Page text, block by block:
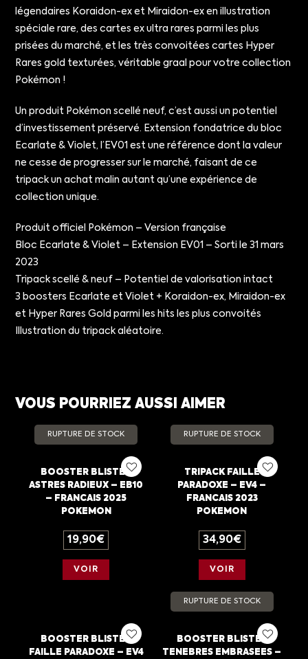
légendaires Koraidon-ex et Miraidon-ex en illustration
spéciale rare, des cartes ex ultra rares parmi les plus
prisées du marché, et les très convoitées cartes Hyper
Rares gold texturées, véritable graal pour votre collection
Pokémon !
Un produit Pokémon scellé neuf, c’est aussi un potentiel
d’investissement préservé. Extension fondatrice du bloc
Ecarlate & Violet, l’EV01 est une référence dont la valeur
ne cesse de progresser sur le marché, faisant de ce
tripack un achat malin autant qu’une expérience de
collection unique.
Produit officiel Pokémon – Version française
Bloc Ecarlate & Violet – Extension EV01 – Sorti le 31 mars
2023
Tripack scellé & neuf – Potentiel de valorisation intact
3 boosters Ecarlate et Violet + Koraidon-ex, Miraidon-ex
et Hyper Rares Gold parmi les hits les plus convoités
Illustration du tripack aléatoire.
VOUS POURRIEZ AUSSI AIMER
RUPTURE DE STOCK
BOOSTER BLISTER
ASTRES RADIEUX – EB10
– FRANCAIS 2025
POKEMON
19,90€
VOIR
RUPTURE DE STOCK
TRIPACK FAILLE
PARADOXE – EV4 –
FRANCAIS 2023
POKEMON
34,90€
VOIR
BOOSTER BLISTER
FAILLE PARADOXE – EV4
RUPTURE DE STOCK
BOOSTER BLISTER
TENEBRES EMBRASEES –